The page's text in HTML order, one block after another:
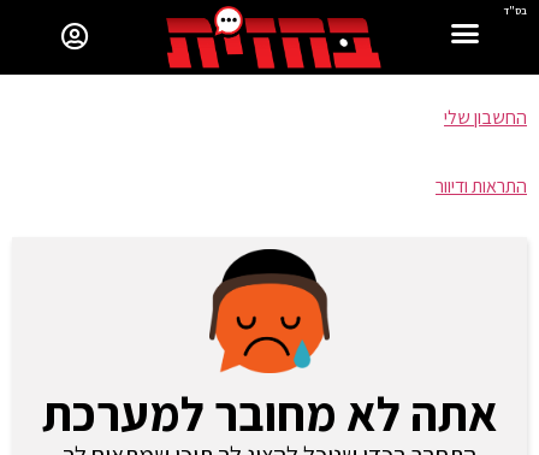
בס"ד
החשבון שלי
התראות ודיוור
אתה לא מחובר למערכת